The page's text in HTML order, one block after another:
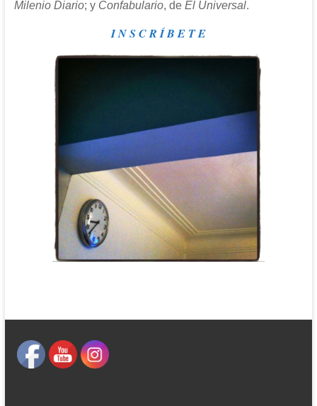
Milenio Diario; y Confabulario, de El Universal.
I N S C R Í B E T E